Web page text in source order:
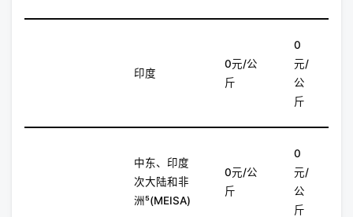
印度
0元/公
斤
0
元/
公
斤
中东、印度
次大陆和非
洲⁵(MEISA)
0元/公
斤
0
元/
公
斤